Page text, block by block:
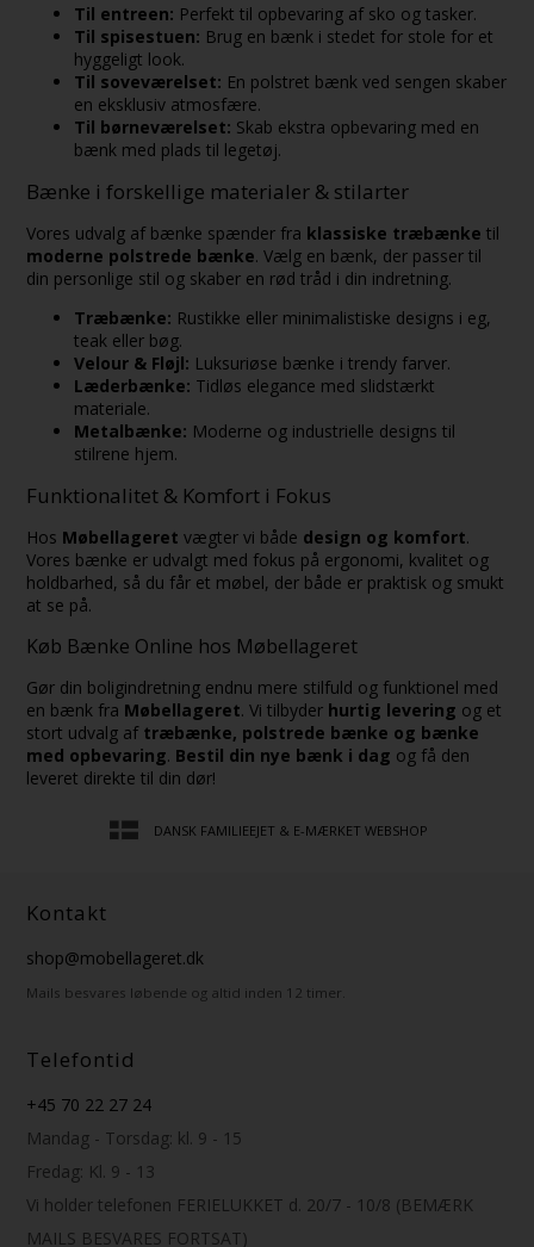
Til entreen: Perfekt til opbevaring af sko og tasker.
Til spisestuen: Brug en bænk i stedet for stole for et
hyggeligt look.
Til soveværelset: En polstret bænk ved sengen skaber
en eksklusiv atmosfære.
Til børneværelset: Skab ekstra opbevaring med en
bænk med plads til legetøj.
Bænke i forskellige materialer & stilarter
Vores udvalg af bænke spænder fra klassiske træbænke til
moderne polstrede bænke. Vælg en bænk, der passer til
din personlige stil og skaber en rød tråd i din indretning.
Træbænke: Rustikke eller minimalistiske designs i eg,
teak eller bøg.
Velour & Fløjl: Luksuriøse bænke i trendy farver.
Læderbænke: Tidløs elegance med slidstærkt
materiale.
Metalbænke: Moderne og industrielle designs til
stilrene hjem.
Funktionalitet & Komfort i Fokus
Hos Møbellageret vægter vi både design og komfort.
Vores bænke er udvalgt med fokus på ergonomi, kvalitet og
holdbarhed, så du får et møbel, der både er praktisk og smukt
at se på.
Køb Bænke Online hos Møbellageret
Gør din boligindretning endnu mere stilfuld og funktionel med
en bænk fra Møbellageret. Vi tilbyder hurtig levering og et
stort udvalg af træbænke, polstrede bænke og bænke
med opbevaring. Bestil din nye bænk i dag og få den
leveret direkte til din dør!
DANSK FAMILIEEJET & E-MÆRKET WEBSHOP
Kontakt
shop@mobellageret.dk
Mails besvares løbende og altid inden 12 timer.
Telefontid
+45 70 22 27 24
Mandag - Torsdag: kl. 9 - 15
Fredag: Kl. 9 - 13
Vi holder telefonen FERIELUKKET d. 20/7 - 10/8 (BEMÆRK
MAILS BESVARES FORTSAT)